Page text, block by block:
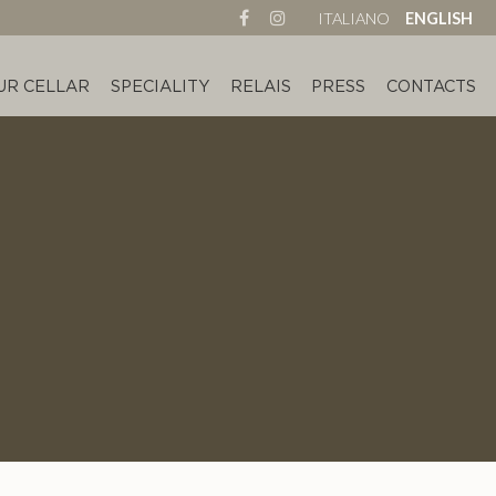
ITALIANO ENGLISH
CELLAR SPECIALITY RELAIS PRESS CONTACTS